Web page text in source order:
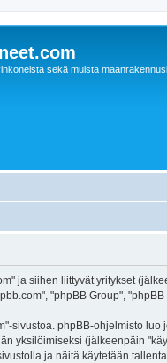
sekä muista
ja siihen liittyvät yritykset
"phpBB Group",
sivustoa. phpBB-ohjelmisto
yksilöimiseksi (jälkeenpäin
ja näitä käytetään